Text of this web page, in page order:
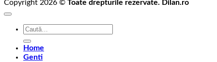
Copyright 2026 © Toate drepturile rezervate. Dilan.ro
Caută
Home
Genti